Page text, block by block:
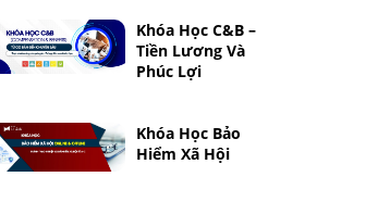
Khóa Học C&B –
Tiền Lương Và
Phúc Lợi
Khóa Học Bảo
Hiểm Xã Hội